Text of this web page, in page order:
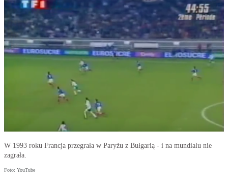
W 1993 roku Francja przegrała w Paryżu z Bułgarią - i na mundialu nie
zagrała.
Foto: YouTube